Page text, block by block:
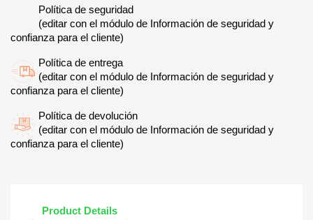
Política de seguridad
(editar con el módulo de Información de seguridad y
confianza para el cliente)
Política de entrega
(editar con el módulo de Información de seguridad y
confianza para el cliente)
Política de devolución
(editar con el módulo de Información de seguridad y
confianza para el cliente)
Product Details